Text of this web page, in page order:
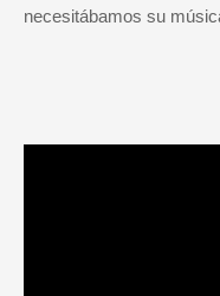
necesitábamos su